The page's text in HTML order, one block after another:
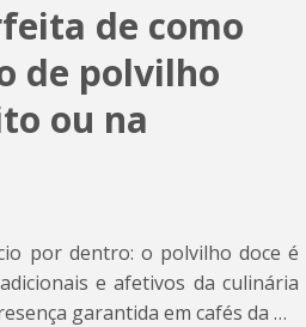
de como
de polvilho
ou na
por dentro: o polvilho doce é
e afetivos da culinária
garantida em cafés da …